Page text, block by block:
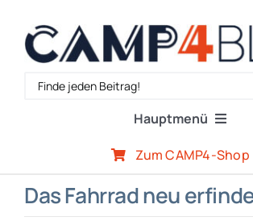
Inhalt
springen
Search
Hauptmenü
Reiseberichte
Zum CAMP4-Shop
Das Fahrrad neu